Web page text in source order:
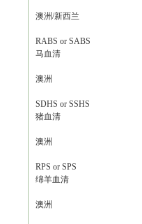
澳洲/新西兰
RABS or SABS
马血清
澳洲
SDHS or SSHS
猪血清
澳洲
RPS or SPS
绵羊血清
澳洲